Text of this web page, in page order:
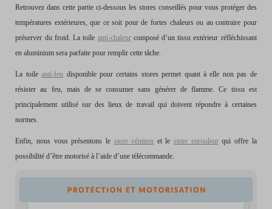
Retrouvez dans cette partie ci-dessous les stores conseillés pour vous protéger des
températures extérieures, que ce soit pour de fortes chaleurs ou au contraire pour
préserver du froid. La toile anti-chaleurcomposé d’un tissu extérieur réfléchissant
en aluminium sera parfaite pour remplir cette tâche.
La toileanti-feu disponible pour certains stores permet quant à elle non pas de
résister au feu, mais de se consumer sans générer de flamme. Ce tissu est
principalement utilisé sur des lieux de travail qui doivent répondre à certaines
normes.
Enfin, nous vous présentons le store vénitien et lestore enrouleurqui offre la
possibilité d’être motorisé à l’aide d’une télécommande.